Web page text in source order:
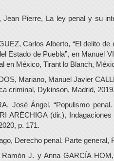
Jean Pierre, La ley penal y su
Carlos Alberto, “El delito
Estado de Puebla”, en Manuel
en México, Tirant lo Blanch,
Mariano, Manuel Javier
criminal, Dykinson, Madrid,
José Ángel, “Populismo
ARÉCHIGA (dir.),
p. 171.
Derecho penal. Parte general,
J. y Anna GARCÍA